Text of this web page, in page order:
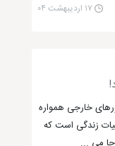
۱۷ اردیبهشت ۰۴
خارجی همواره
زندگی است که